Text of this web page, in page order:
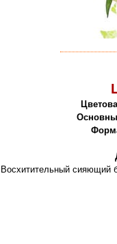
Восхитительный сияющий